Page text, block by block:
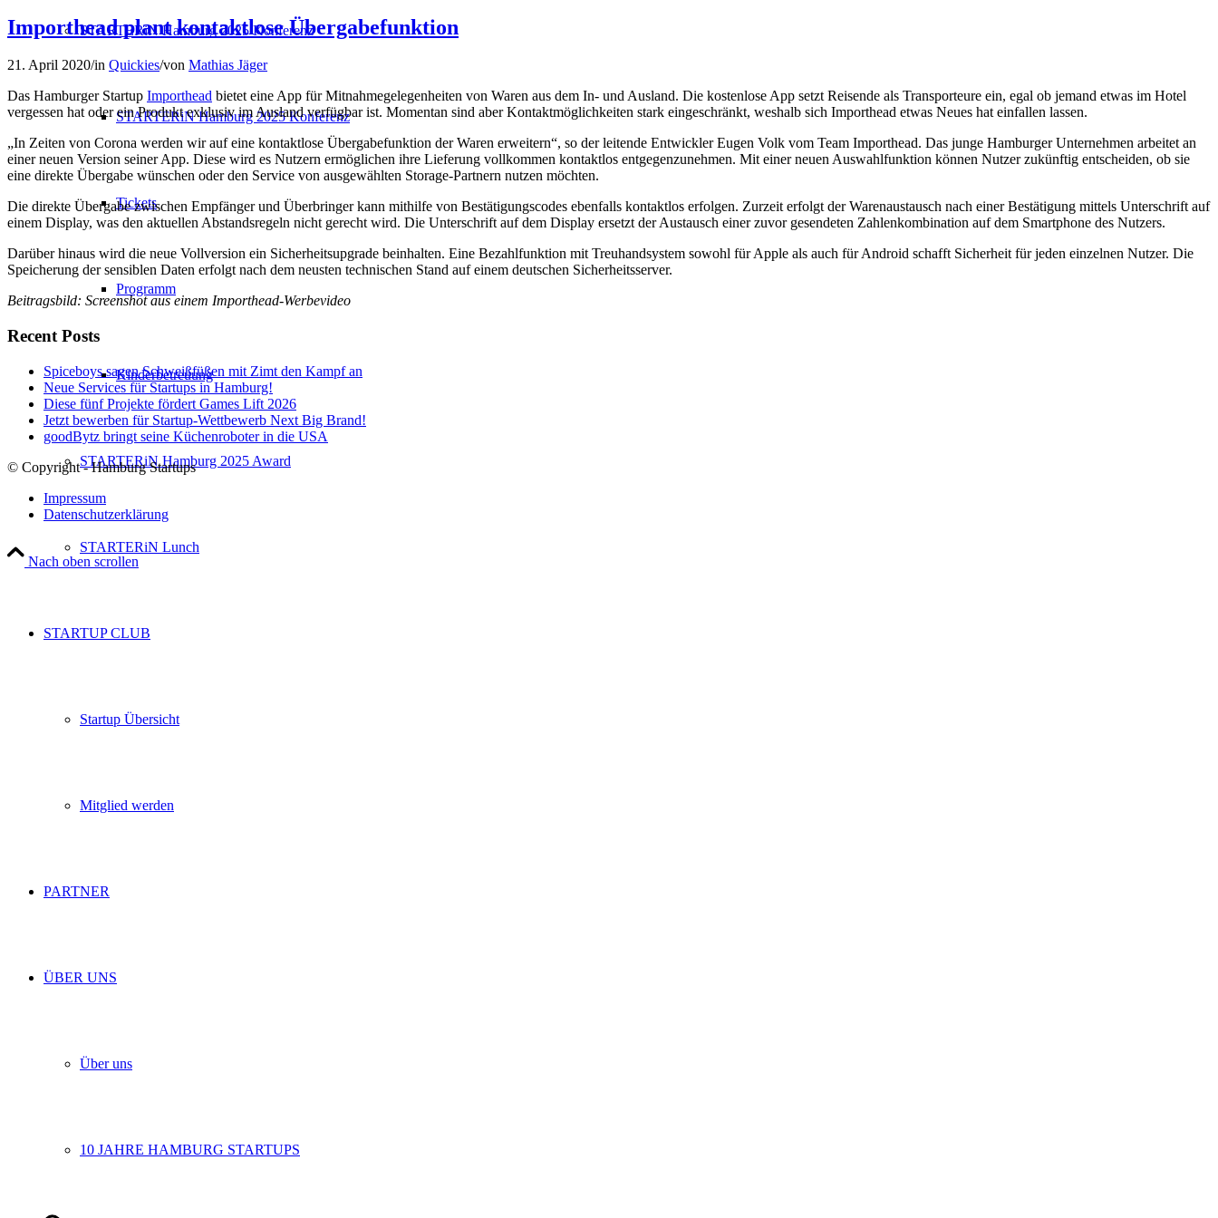
STARTERiN Hamburg 2025 Konferenz
STARTERiN Hamburg 2025 Konferenz
Tickets
Programm
Kinderbetreuung
STARTERiN Hamburg 2025 Award
STARTERiN Lunch
STARTUP CLUB
Startup Übersicht
Mitglied werden
PARTNER
ÜBER UNS
Über uns
10 JAHRE HAMBURG STARTUPS
Importhead plant kontaktlose Übergabefunktion
21. April 2020/in Quickies/von Mathias Jäger
Das Hamburger Startup Importhead bietet eine App für Mitnahmegelegenheiten von Waren aus dem In- und Ausland. Die kostenlose App setzt Reisende als Transporteure ein, egal ob jemand etwas im Hotel
vergessen hat oder ein Produkt exklusiv im Ausland verfügbar ist. Momentan sind aber Kontaktmöglichkeiten stark eingeschränkt, weshalb sich Importhead etwas Neues hat einfallen lassen.
„In Zeiten von Corona werden wir auf eine kontaktlose Übergabefunktion der Waren erweitern“, so der leitende Entwickler Eugen Volk vom Team Importhead. Das junge Hamburger Unternehmen arbeitet an
einer neuen Version seiner App. Diese wird es Nutzern ermöglichen ihre Lieferung vollkommen kontaktlos entgegenzunehmen. Mit einer neuen Auswahlfunktion können Nutzer zukünftig entscheiden, ob sie
eine direkte Übergabe wünschen oder den Service von ausgewählten Storage-Partnern nutzen möchten.
Die direkte Übergabe zwischen Empfänger und Überbringer kann mithilfe von Bestätigungscodes ebenfalls kontaktlos erfolgen. Zurzeit erfolgt der Warenaustausch nach einer Bestätigung mittels Unterschrift auf
einem Display, was den aktuellen Abstandsregeln nicht gerecht wird. Die Unterschrift auf dem Display ersetzt der Austausch einer zuvor gesendeten Zahlenkombination auf dem Smartphone des Nutzers.
Darüber hinaus wird die neue Vollversion ein Sicherheitsupgrade beinhalten. Eine Bezahlfunktion mit Treuhandsystem sowohl für Apple als auch für Android schafft Sicherheit für jeden einzelnen Nutzer. Die
Speicherung der sensiblen Daten erfolgt nach dem neusten technischen Stand auf einem deutschen Sicherheitsserver.
Beitragsbild: Screenshot aus einem Importhead-Werbevideo
Recent Posts
Spiceboys sagen Schweißfüßen mit Zimt den Kampf an
Neue Services für Startups in Hamburg!
Diese fünf Projekte fördert Games Lift 2026
Jetzt bewerben für Startup-Wettbewerb Next Big Brand!
goodBytz bringt seine Küchenroboter in die USA
© Copyright - Hamburg Startups
Impressum
Datenschutzerklärung
Nach oben scrollen